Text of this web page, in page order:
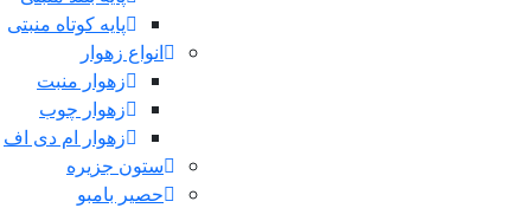
پایه کوتاه منبتی
انواع زهوار
زهوار منبت
زهوار چوب
زهوار ام دی اف
ستون جزیره
حصیر بامبو